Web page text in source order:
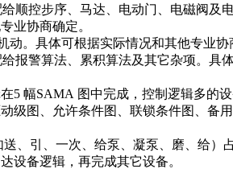
给顺控步序、马达、电动门、电磁阀及
业协商确定。
动。具体可根据实际情况和其他专业
给报警算法、累积算法及其它杂项。具
5 幅SAMA 图中完成，控制逻辑多的
级图、允许条件图、联锁条件图、备
、引、一次、给泵、凝泵、磨、给）
设备逻辑，再完成其它设备。